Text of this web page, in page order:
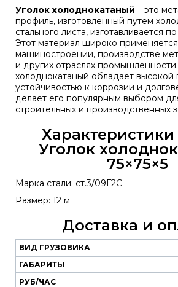
Уголок холоднокатаный – это
профиль, изготовленный путем
стального листа, изготавливается
Этот материал широко применяется
машиностроении, производстве
и других отраслях
холоднокатаный обладает высокой
устойчивостью к коррозии и
делает его популярным выбором
строительных и производственных
Характеристики
Уголок
75×75×5
Марка стали: ст.3/09Г2С
Размер: 12 м
Доставка и
Наш
транспорт
ВИД ГРУЗОВИКА
ГАБАРИТЫ
РУБ/ЧАС